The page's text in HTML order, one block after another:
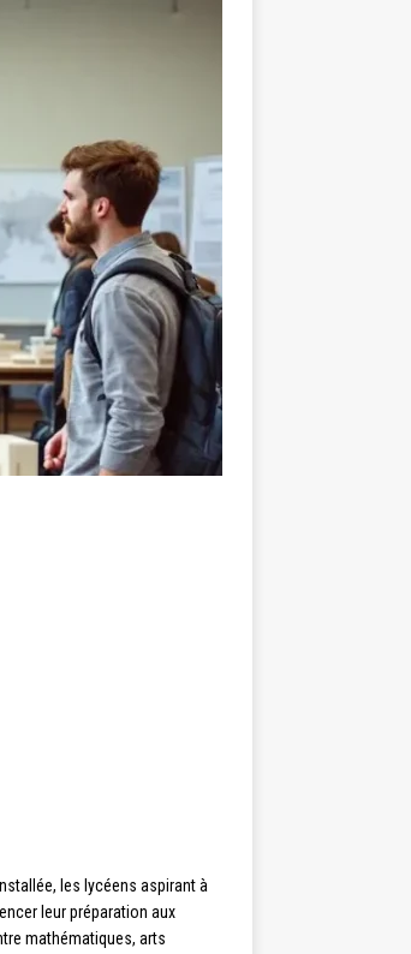
les lycéens aspirant à
leur préparation aux
mathématiques, arts